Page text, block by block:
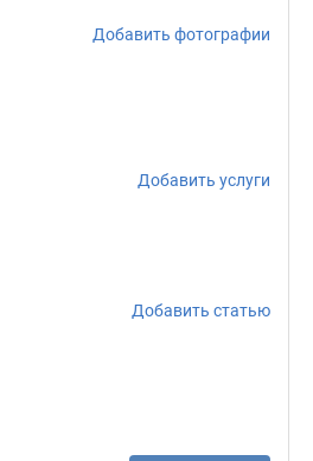
Добавить фотографии
Добавить услуги
Добавить статью